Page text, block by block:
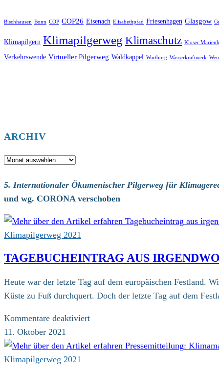
Bischhausen Bonn COP COP26 Eisenach Elisabethpfad Friesenhagen Glasgow
Klimapilgern Klimapilgerweg Klimaschutz Kloser
Verkehrswende Virtueller Pilgerweg Waldkappel Wartburg Wasserkraftwerk
ARCHIV
Archiv
5. Internationaler Ökumenischer Pilgerweg für
und wg. CORONA verschoben
Klimapilgerweg 2021
TAGEBUCHEINTRAG AUS
Heute war der letzte Tag auf dem europäischen Festland.
Küste zu Fuß durchquert. Doch der letzte Tag auf dem
Kommentare deaktiviertfür
aus
11. Oktober 2021
Klimapilgerweg 2021